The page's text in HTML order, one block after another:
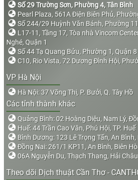
Số 29 Trường Sơn, Phường 4, Tân Bình
Pearl Plaza, 561A Điện Biên Phủ,
Số 244/29 Huỳnh Văn Bánh, Phường
L17-11, Tầng 17, Tòa nhà Vincom
Nghé, Quận 1
Số 44 Tạ Quang Bửu, Phường 1, Quận 8
C10, Rio Vista, 72 Dương Đình Hội,
VP Hà Nội
Hà Nội: 37 Võng Thị, P. Bưởi, Q. Tây Hồ
Các tỉnh thành khác
Quảng Bình: 02 Hoàng Diệu, Nam Lý,
Huế: 44 Trần Cao Vân, Phú Hội, TP. Huế
Bình Dương: 123 Lê Trọng Tấn, An Bình,
Đồng Nai: 261/1 KP11, An Bình, Biên
06A Nguyễn Du, Thạch Thang, Hải
Theo dõi Dịch thuật Cần Thơ -